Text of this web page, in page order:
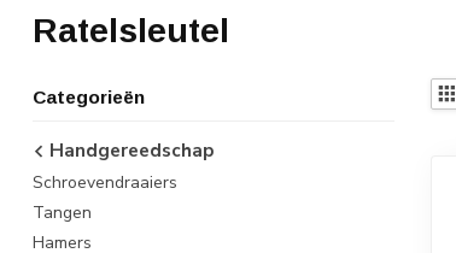
Ratelsleutel
Categorieën
Handgereedschap
Schroevendraaiers
Tangen
Hamers